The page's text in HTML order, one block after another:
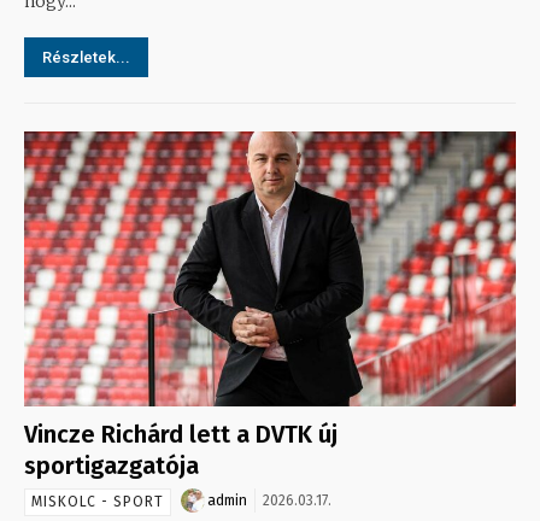
Részletek...
Vincze Richárd lett a DVTK új
sportigazgatója
MISKOLC - SPORT admin 2026.03.17.